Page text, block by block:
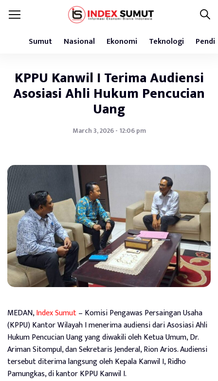
Sumut Nasional Ekonomi Teknologi
KPPU Kanwil I Terima Audiensi
Asosiasi Ahli Hukum Pencucian
Uang
March 3, 2026 - 12:06 pm
MEDAN,Index Sumut– Komisi Pengawas Persaingan Usaha
(KPPU) Kantor Wilayah I menerima audiensi dari Asosiasi Ahli
Hukum Pencucian Uang yang diwakili oleh Ketua Umum, Dr.
Ariman Sitompul, dan Sekretaris Jenderal, Rion Arios. Audiensi
tersebut diterima langsung oleh Kepala Kanwil I, Ridho
Pamungkas, di kantor KPPU Kanwil I.